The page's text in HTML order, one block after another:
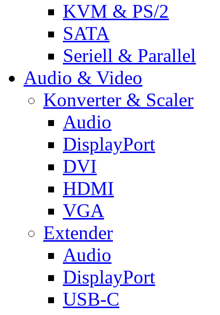
KVM & PS/2
SATA
Seriell & Parallel
Audio & Video
Konverter & Scaler
Audio
DisplayPort
DVI
HDMI
VGA
Extender
Audio
DisplayPort
USB-C